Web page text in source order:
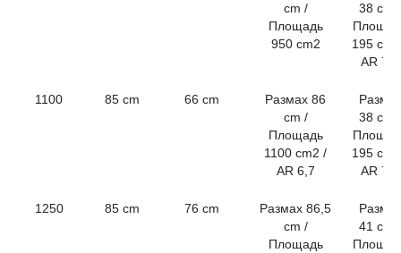
cm /
Площадь
950 cm2
38 cm /
195
AR 7,4
1100 85 cm 66 cm
Размах 86
cm /
Площадь
1100 cm2 /
AR 6,7
Размах
38 cm /
195
AR 7,4
1250 85 cm 76 cm
Размах 86,5
cm /
Площадь
Размах
41 cm /